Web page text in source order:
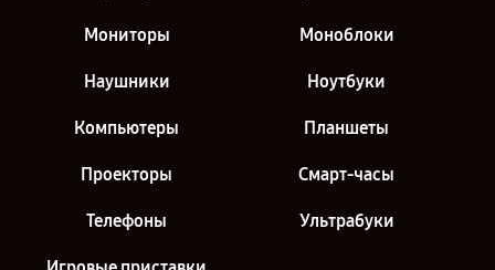
Мониторы Моноблоки
Наушники Ноутбуки
Компьютеры Планшеты
Проекторы Смарт-часы
Телефоны Ультрабуки